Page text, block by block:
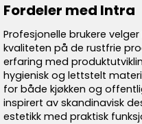
Fordeler med Intra
Profesjonelle brukere
kvaliteten på de rustfrie
erfaring med
hygienisk og lettstelt
for både kjøkken og
inspirert av skandinavisk
estetikk med praktisk